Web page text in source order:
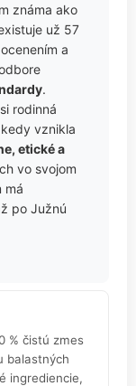
známa ako
už 57
a
.
rodinná
vznikla
etické a
vo svojom
má
po Južnú
% čistú zmes
balastných
ingrediencie,